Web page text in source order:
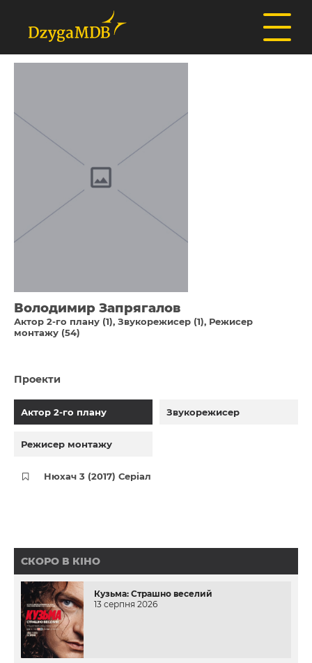
Володимир Запрягалов
Актор 2-го плану (1) Звукорежисер (1) Режисер
монтажу (54)
Проекти
Актор 2-го плану Звукорежисер
Режисер монтажу
Нюхач 3 (2017) Серіал
СКОРО В КІНО
Кузьма: Страшно веселий
13 серпня 2026